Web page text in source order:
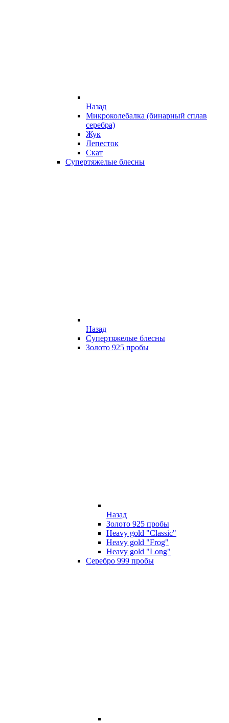
Назад
Микроколебалка (бинарный сплав
серебра)
Жук
Лепесток
Скат
Супертяжелые блесны
Назад
Супертяжелые блесны
Золото 925 пробы
Назад
Золото 925 пробы
Heavy gold "Classic"
Heavy gold "Frog"
Heavy gold "Long"
Серебро 999 пробы